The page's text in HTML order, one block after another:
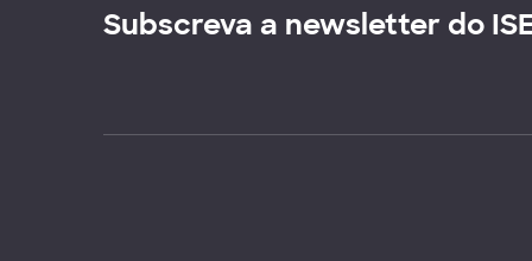
Subscreva a newsletter do